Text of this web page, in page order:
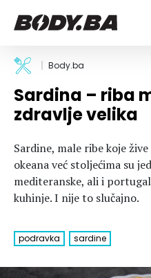
FITNESS
Vježbanje
Mršanje
Indoor & Outdoor
BODYBUILDING
Takmičarski
Savjeti
Ostalo
ISHRANA
Dijete
Nutricionizam
Recepti
Suplementi
Tablica kalorija
ZDRAVLJE
Um i tijelo
Povrede i bolesti
Lifestyle
Trudnice
Bodybuilding
Fitness
Body.ba
Sardina – riba
zdravlje velika
Sardine, male ribe koje
okeana već stoljećima su
mediteranske, ali i
kuhinje. I nije to slučajno.
podravka sardine